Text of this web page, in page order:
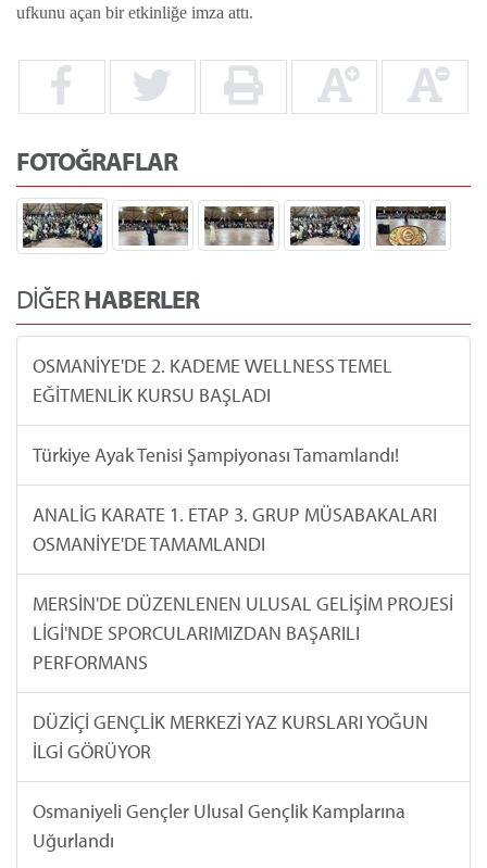
ufkunu açan bir etkinliğe imza attı.
FOTOĞRAFLAR
DİĞERHABERLER
OSMANİYE'DE 2. KADEME WELLNESS TEMEL
EĞİTMENLİK KURSU BAŞLADI
Türkiye Ayak Tenisi Şampiyonası Tamamlandı!
ANALİG KARATE 1. ETAP 3. GRUP MÜSABAKALARI
OSMANİYE'DE TAMAMLANDI
MERSİN'DE DÜZENLENEN ULUSAL GELİŞİM PROJESİ
LİGİ'NDE SPORCULARIMIZDAN BAŞARILI
PERFORMANS
DÜZİÇİ GENÇLİK MERKEZİ YAZ KURSLARI YOĞUN
İLGİ GÖRÜYOR
Osmaniyeli Gençler Ulusal Gençlik Kamplarına
Uğurlandı